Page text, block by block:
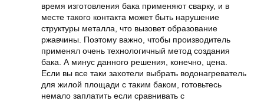
время изготовления бака применяют сварку, и в
месте такого контакта может быть нарушение
структуры металла, что вызовет образование
ржавчины. Поэтому важно, чтобы производитель
применял очень технологичный метод создания
бака. А минус данного решения, конечно, цена.
Если вы все таки захотели выбрать водонагреватель
для жилой площади с таким баком, готовьтесь
немало заплатить если сравнивать с